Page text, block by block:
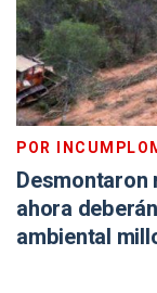
POR
Desmontaron
ahora
ambiental